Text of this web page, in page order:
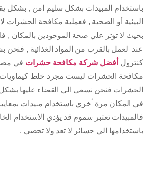
المبيدات بشكل سليم امن , بشكل يقلل
أو الصحية , فعملية مكافحة الحشرات لابد
لا تؤثر علي صحة الموجودين بالمكان , فلابد
العمل بالقرب من المواد الغذائية , فنحن بشركة
أفضل شركة مكافحة حشراتفي مصر
الحشرات ليست مجرد خلط كيماويات
فنحن نسعى الي القضاء عليها بشكل
مرة أخري باستخدام مبيدات بمعايير
تعتبر سموم قد يؤدي الاستخدام الخاطئ
الي خسائر لا تعد ولا تحصي .